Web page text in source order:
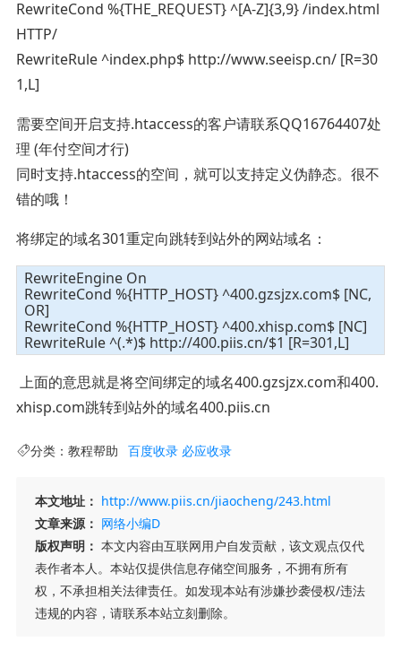
RewriteCond %{THE_REQUEST} ^[A-Z]{3,9} /index.html
HTTP/
RewriteRule ^index.php$ http://www.seeisp.cn/ [R=30
1,L]
需要空间开启支持.htaccess的客户请联系QQ16764407处
理 (年付空间才行)
同时支持.htaccess的空间，就可以支持定义伪静态。很不
错的哦！
将绑定的域名301重定向跳转到站外的网站域名：
RewriteEngine On
RewriteCond %{HTTP_HOST} ^400.gzsjzx.com$ [NC,
OR]
RewriteCond %{HTTP_HOST} ^400.xhisp.com$ [NC]
RewriteRule ^(.*)$ http://400.piis.cn/$1 [R=301,L]
上面的意思就是将空间绑定的域名400.gzsjzx.com和400.
xhisp.com跳转到站外的域名400.piis.cn
分类： 教程帮助 百度收录 必应收录
本文地址： http://www.piis.cn/jiaocheng/243.html
文章来源： 网络小编D
版权声明： 本文内容由互联网用户自发贡献，该文观点仅代
表作者本人。本站仅提供信息存储空间服务，不拥有所有
权，不承担相关法律责任。如发现本站有涉嫌抄袭侵权/违法
违规的内容，请联系本站立刻删除。